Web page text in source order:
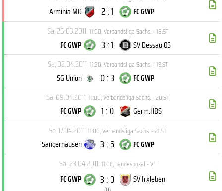
Arminia MD 2 : 1
FC GWP
Sa, 26.03.2011 11:00,Verbandsliga Sachs. - 18.ST
FC GWP 3 : 1
SV Dessau 05
Sa, 02.04.2011 11:30,Verbandsliga Sachs. - 19.ST
SG Union 0 : 3
FC GWP
Sa, 09.04.2011 11:00,Verbandsliga Sachs. - 20.ST
FC GWP 1 : 0
Germ.HBS
So, 17.04.2011 11:00,Verbandsliga Sachs. - 21.ST
Sangerhausen 3 : 6
FC GWP
Sa, 23.04.2011 11:00,Landespokal - VF
FC GWP 3 : 0 SV Irxleben